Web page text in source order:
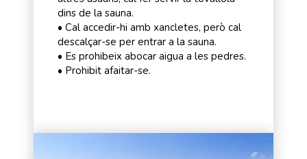
dins de la sauna.
• Cal accedir-hi amb xancletes, però cal
descalçar-se per entrar a la sauna.
• Es prohibeix abocar aigua a les pedres.
• Prohibit afaitar-se.